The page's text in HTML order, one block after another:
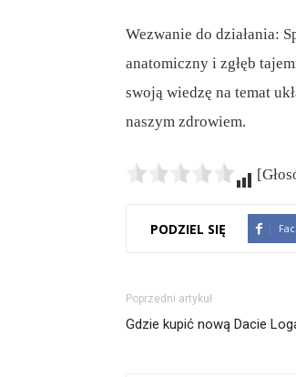
Wezwanie do działania:
anatomiczny i zgłęb
swoją wiedzę na temat
naszym zdrowiem.
PODZIEL SIĘ
Poprzedni artykuł
Gdzie kupić nową Dacie